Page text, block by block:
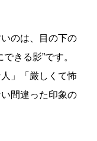
のは、目の下の
きる影”です。
」「厳しくて怖
間違った印象の